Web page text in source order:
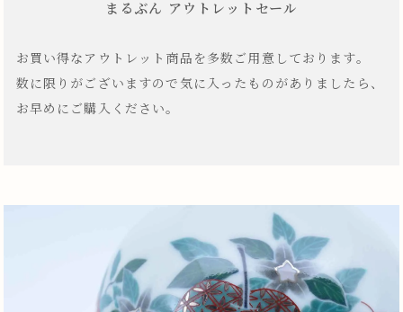
まるぶん アウトレットセール
お買い得なアウトレット商品を多数ご用意しております。
数に限りがございますので気に入ったものがありましたら、
お早めにご購入ください。